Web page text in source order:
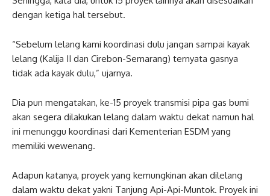
dengan ketiga hal tersebut.
“Sebelum lelang kami koordinasi dulu jangan sampai kayak
lelang (Kalija II dan Cirebon-Semarang) ternyata gasnya
tidak ada kayak dulu,” ujarnya.
Dia pun mengatakan, ke-15 proyek transmisi pipa gas bumi
akan segera dilakukan lelang dalam waktu dekat namun hal
ini menunggu koordinasi dari Kementerian ESDM yang
memiliki wewenang.
Adapun katanya, proyek yang kemungkinan akan dilelang
dalam waktu dekat yakni Tanjung Api-Api-Muntok. Proyek ini